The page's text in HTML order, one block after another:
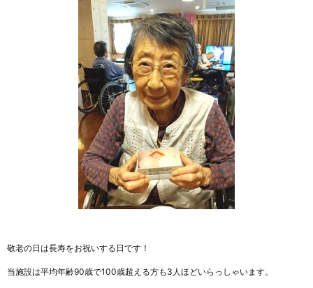
敬老の日は長寿をお祝いする日です！
当施設は平均年齢90歳で100歳超える方も3人ほどいらっしゃいます。